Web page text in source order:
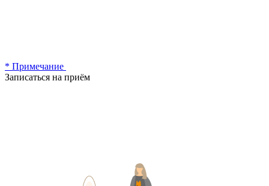
* Примечание
Записаться на приём